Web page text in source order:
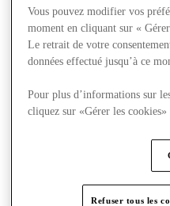
Vous pouvez modifier vos
moment en cliquant sur «
Le retrait de votre
données effectué jusqu’à ce
Pour plus d’informations sur
cliquez sur «Gérer les cookies»
Refuser tous les